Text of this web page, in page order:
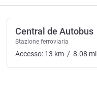
Central de Autobus
Stazione ferroviaria
Accesso: 13 km / 8.08 mi